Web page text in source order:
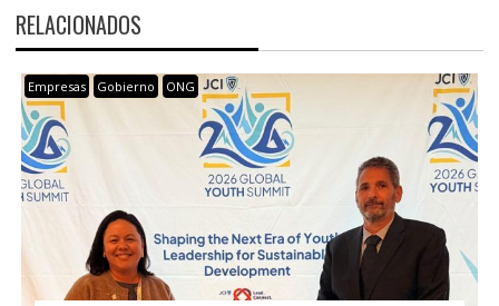
RELACIONADOS
Empresas Gobierno ONG